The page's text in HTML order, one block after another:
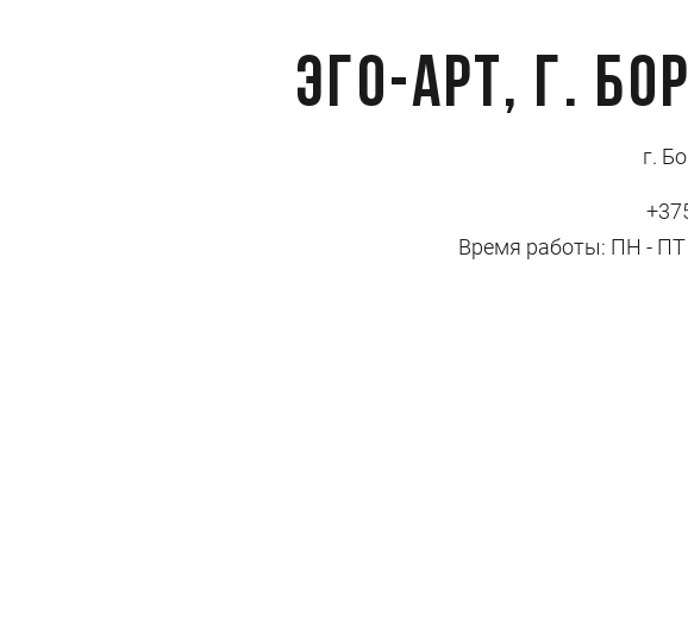
ЭГО-АРТ, Г.
г.
Время работы: ПН - ПТ